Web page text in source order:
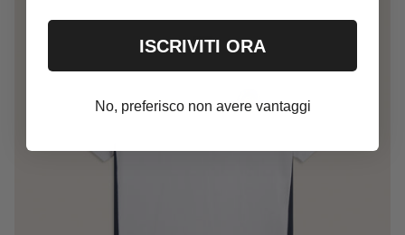
ISCRIVITI ORA
No, preferisco non avere vantaggi